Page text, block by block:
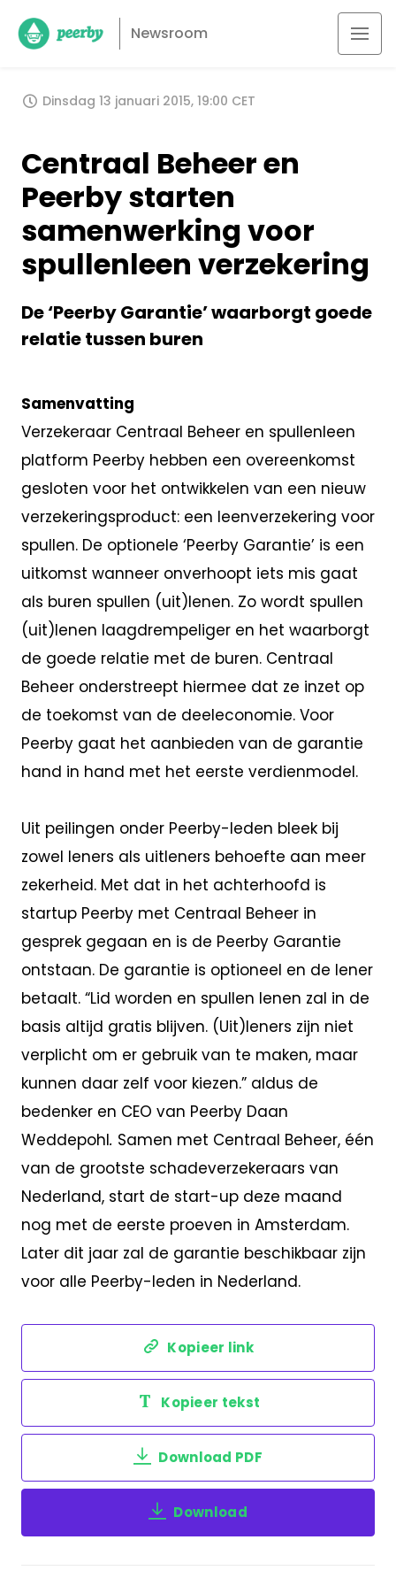
Newsroom
Dinsdag 13 januari 2015, 19:00 CET
Centraal Beheer en
Peerby starten
samenwerking voor
spullenleen verzekering
De ‘Peerby Garantie’ waarborgt goede
relatie tussen buren
Samenvatting
Verzekeraar Centraal Beheer en spullenleen
platform Peerby hebben een overeenkomst
gesloten voor het ontwikkelen van een nieuw
verzekeringsproduct: een leenverzekering voor
spullen. De optionele ‘Peerby Garantie’ is een
uitkomst wanneer onverhoopt iets mis gaat
als buren spullen (uit)lenen. Zo wordt spullen
(uit)lenen laagdrempeliger en het waarborgt
de goede relatie met de buren. Centraal
Beheer onderstreept hiermee dat ze inzet op
de toekomst van de deeleconomie. Voor
Peerby gaat het aanbieden van de garantie
hand in hand met het eerste verdienmodel.
Uit peilingen onder Peerby-leden bleek bij
zowel leners als uitleners behoefte aan meer
zekerheid. Met dat in het achterhoofd is
startup Peerby met Centraal Beheer in
gesprek gegaan en is de Peerby Garantie
ontstaan. De garantie is optioneel en de lener
betaalt. “Lid worden en spullen lenen zal in de
basis altijd gratis blijven. (Uit)leners zijn niet
verplicht om er gebruik van te maken, maar
kunnen daar zelf voor kiezen.” aldus de
bedenker en CEO van Peerby Daan
Weddepohl. Samen met Centraal Beheer, één
van de grootste schadeverzekeraars van
Nederland, start de start-up deze maand
nog met de eerste proeven in Amsterdam.
Later dit jaar zal de garantie beschikbaar zijn
voor alle Peerby-leden in Nederland.
Kopieer link
Kopieer tekst
Download PDF
Download